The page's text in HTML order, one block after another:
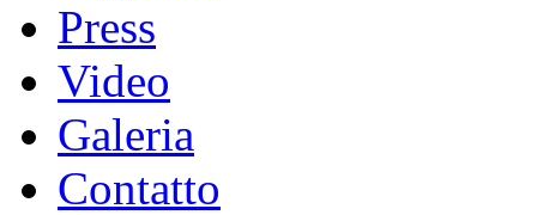
Press
Video
Galeria
Contatto